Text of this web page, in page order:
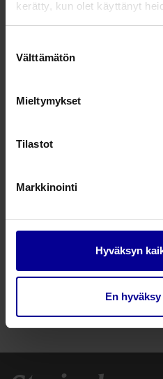
kerätty, kun olet käyttänyt
valinta
Välttämätön
Mieltymykset
Tilastot
Markkinointi
Hyväksyn
En
hoidon aikana.
9,69€
CliniFlo
määrä
Lisää